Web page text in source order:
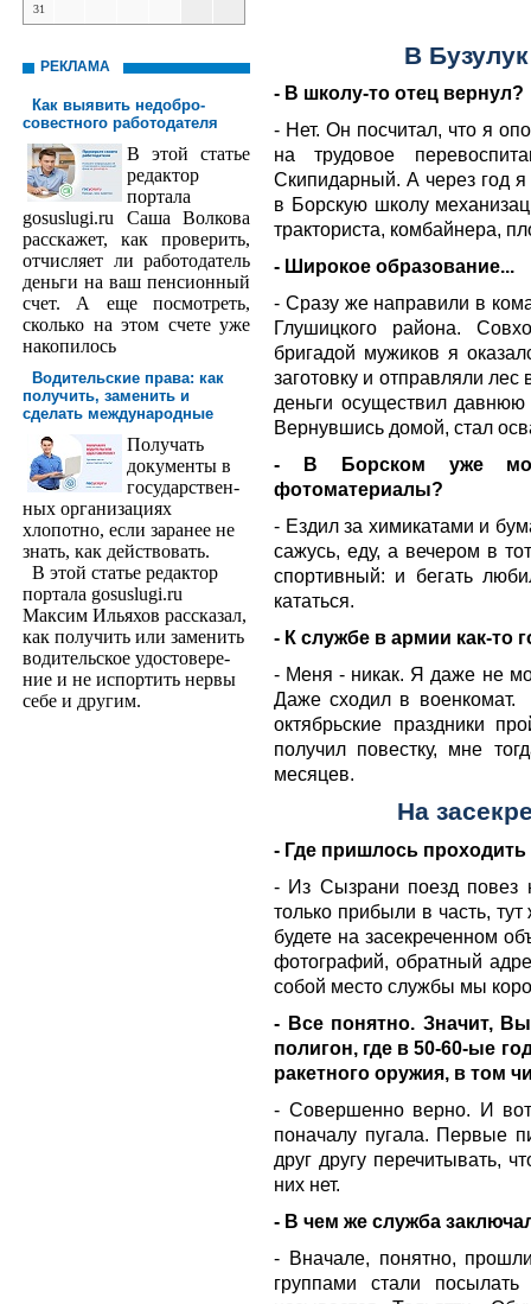
31
РЕКЛАМА
Как выявить недобро­
совестного работодателя
В этой статье
редактор
порта­ла
gosuslugi.ru Саша Волкова
расскажет, как проверить,
отчисляет ли работодатель
деньги на ваш пенсионный
счет. А еще посмотреть,
сколько на этом счете уже
накопилось
Водительские права: как
получить, заменить и
сделать международ­ные
Получать
доку­менты в
государствен­
ных организациях
хлопотно, если заранее не
знать, как действовать.
В этой статье редактор
портала gosuslugi.ru
Максим Ильяхов рассказал,
как получить или заменить
водительское удостовере­
ние и не испортить нервы
себе и другим.
В
- В школу-то отец вернул?
- Нет. Он посчитал, что я
на трудовое
Скипидарный. А через год
в Борскую школу
тракториста, комбайнера,
- Широкое образование...
- Сразу же направили в
Глушицкого района.
бригадой мужиков я
заготовку и отправляли
деньги осуществил
Вернувшись домой, стал
- В Борском уже
фотоматериалы?
- Ездил за химикатами и
сажусь, еду, а вечером в
спортивный: и бегать
кататься.
- К службе в армии как-то
- Меня - никак. Я даже не
Даже сходил в военкомат.
октябрьские праздники
получил повестку, мне
месяцев.
На
- Где пришлось
- Из Сызрани поезд повез
только прибыли в часть,
будете на засекреченном
фотографий, обратный
собой место службы мы
- Все понятно. Значит,
полигон, где в 50-60-ые
ракетного оружия, в том
- Совершенно верно. И вот
поначалу пугала. Первые
друг другу перечитывать,
них нет.
- В чем же служба
- Вначале, понятно,
группами стали